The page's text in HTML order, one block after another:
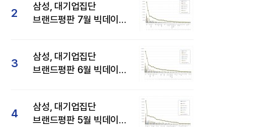
2
삼성, 대기업집단
브랜드평판 7월 빅데이터
3
삼성, 대기업집단
브랜드평판 6월 빅데이터
4
삼성, 대기업집단
브랜드평판 5월 빅데이터